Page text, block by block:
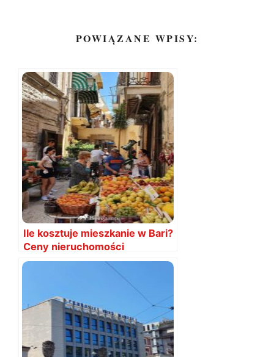
POWIĄZANE WPISY:
Ile kosztuje mieszkanie w Bari?
Ceny nieruchomości